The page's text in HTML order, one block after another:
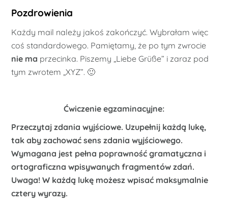
Pozdrowienia
Każdy mail należy jakoś zakończyć. Wybrałam więc
coś standardowego. Pamiętamy, że po tym zwrocie
nie ma przecinka. Piszemy „Liebe Grüße” i zaraz pod
tym zwrotem „XYZ”. 🙂
Ćwiczenie egzaminacyjne:
Przeczytaj zdania wyjściowe. Uzupełnij każdą lukę,
tak aby zachować sens zdania wyjściowego.
Wymagana jest pełna poprawność gramatyczna i
ortograficzna wpisywanych fragmentów zdań.
Uwaga! W każdą lukę możesz wpisać maksymalnie
cztery wyrazy.